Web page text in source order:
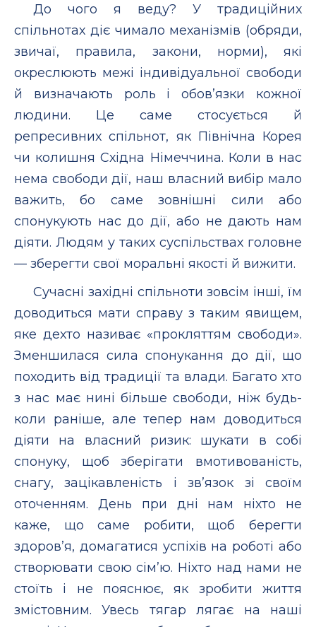
До чого я веду? У традиційних
спільнотах діє чимало механізмів (обряди,
звичаї, правила, закони, норми), які
окреслюють межі індивідуальної свободи
й визначають роль і обов’язки кожної
людини. Це саме стосується й
репресивних спільнот, як Північна Корея
чи колишня Східна Німеччина. Коли в нас
нема свободи дії, наш власний вибір мало
важить, бо саме зовнішні сили або
спонукують нас до дії, або не дають нам
діяти. Людям у таких суспільствах головне
— зберегти свої моральні якості й вижити.
Сучасні західні спільноти зовсім інші, їм
доводиться мати справу з таким явищем,
яке дехто називає «прокляттям свободи».
Зменшилася сила спонукання до дії, що
походить від традиції та влади. Багато хто
з нас має нині більше свободи, ніж будь-
коли раніше, але тепер нам доводиться
діяти на власний ризик: шукати в собі
спонуку, щоб зберігати вмотивованість,
снагу, зацікавленість і зв’язок зі своїм
оточенням. День при дні нам ніхто не
каже, що саме робити, щоб берегти
здоров’я, домагатися успіхів на роботі або
створювати свою сім’ю. Ніхто над нами не
стоїть і не пояснює, як зробити життя
змістовним. Увесь тягар лягає на наші